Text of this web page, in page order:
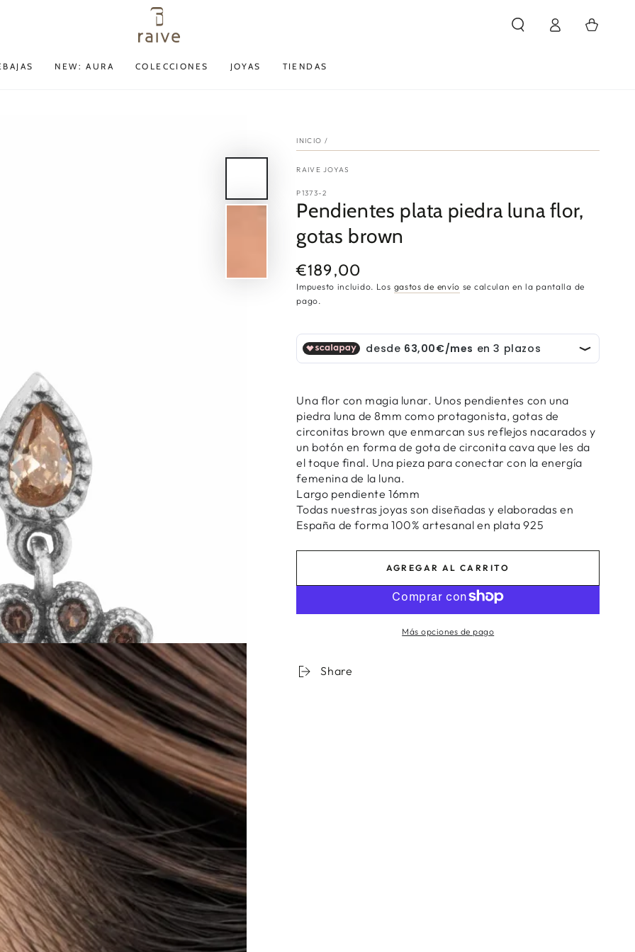
NEW: AURA COLECCIONES JOYAS TIENDAS
sesión
Carrito
INICIO /
RAIVE JOYAS
P1373-2
Pendientes plata piedra luna flor,
gotas brown
Precio
regular
€189,00
Impuesto incluido. Los gastos de envío se calculan en la pantalla de
pago.
Una flor con magia lunar. Unos pendientes con una
piedra luna de 8mm como protagonista, gotas de
circonitas brown que enmarcan sus reflejos nacarados y
un botón en forma de gota de circonita cava que les da
el toque final. Una pieza para conectar con la energía
femenina de la luna.
Largo pendiente 16mm
Todas nuestras joyas son diseñadas y elaboradas en
España de forma 100% artesanal en plata 925
AGREGAR AL CARRITO
Más opciones de pago
Share